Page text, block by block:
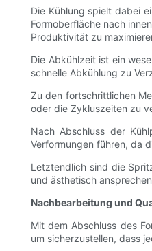
Die Kühlung spielt dabei
Formoberfläche nach
Produktivität zu
Die Abkühlzeit ist ein
schnelle Abkühlung zu
Zu den fortschrittlichen
oder die Zykluszeiten zu
Nach Abschluss der
Verformungen führen, da
Letztendlich sind die
und ästhetisch
Nachbearbeitung und
Mit dem Abschluss des
um sicherzustellen, dass